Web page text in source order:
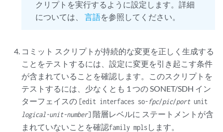
クリプトを実行するように設定します。詳細
については、言語を参照してください。
コミット スクリプトが持続的な変更を正しく生成する
ことをテストするには、設定に変更を引き起こす条件
が含まれていることを確認します。このスクリプトを
テストするには、少なくとも 1 つの SONET/SDH イン
ターフェイスの [edit interfaces so-fpc/pic/portunit
logical-unit-number] 階層レベルに ステートメントが含
まれていないことを確認family mplsします。